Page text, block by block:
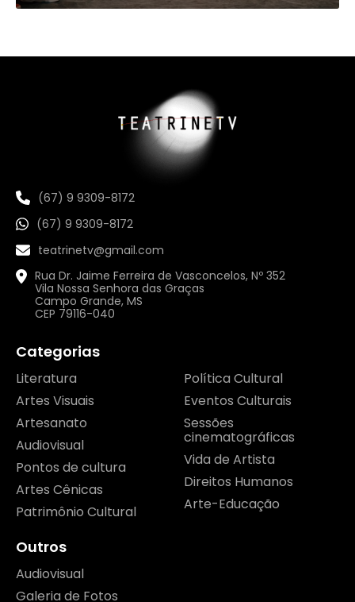
(67) 9 9309-8172
(67) 9 9309-8172
teatrinetv@gmail.com
Rua Dr. Jaime Ferreira de Vasconcelos, Nº 352
Vila Nossa Senhora das Graças
Campo Grande, MS
CEP 79116-040
Categorias
Literatura
Artes Visuais
Artesanato
Audiovisual
Pontos de cultura
Artes Cênicas
Patrimônio Cultural
Política Cultural
Eventos Culturais
Sessões
cinematográficas
Vida de Artista
Direitos Humanos
Arte-Educação
Outros
Audiovisual
Galeria de Fotos